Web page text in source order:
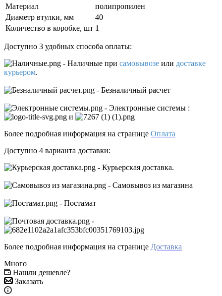
Материал
полипропилен
Диаметр втулки, мм
40
Количество в коробке, шт 1
Доступно 3 удобных способа оплаты:
- Наличные при самовывозе или доставке
курьером.
- Безналичный расчет
- Электронные системы :
и
Более подробная информация на странице Оплата
Доступно 4 варианта доставки:
- Курьерская доставка.
- Самовывоз из магазина
- Постамат
-
Более подробная информация на странице Доставка
Много
Нашли дешевле?
Заказать